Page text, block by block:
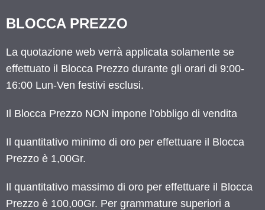
BLOCCA PREZZO
La quotazione web verrà applicata solamente se
effettuato il Blocca Prezzo durante gli orari di 9:00-
16:00 Lun-Ven festivi esclusi.
Il Blocca Prezzo NON impone l’obbligo di vendita
Il quantitativo minimo di oro per effettuare il Blocca
Prezzo è 1,00Gr.
Il quantitativo massimo di oro per effettuare il Blocca
Prezzo è 100,00Gr. Per grammature superiori a